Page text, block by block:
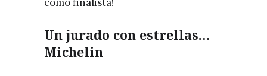
Un jurado con estrellas…
Michelin